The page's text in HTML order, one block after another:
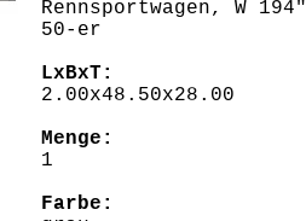
Rennsportwagen, W 194"
50-er
LxBxT:
2.00x48.50x28.00
Menge:
1
Farbe: